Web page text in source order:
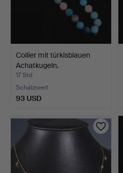
Collier mit türkisblauen
Achatkugeln.
17 Std
Schätzwert
93 USD